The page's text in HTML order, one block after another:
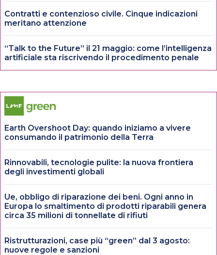
Contratti e contenzioso civile. Cinque indicazioni
meritano attenzione
“Talk to the Future” il 21 maggio: come l’intelligenza
artificiale sta riscrivendo il procedimento penale
Earth Overshoot Day: quando iniziamo a vivere
consumando il patrimonio della Terra
Rinnovabili, tecnologie pulite: la nuova frontiera
degli investimenti globali
Ue, obbligo di riparazione dei beni. Ogni anno in
Europa lo smaltimento di prodotti riparabili genera
circa 35 milioni di tonnellate di rifiuti
Ristrutturazioni, case più “green” dal 3 agosto:
nuove regole e sanzioni